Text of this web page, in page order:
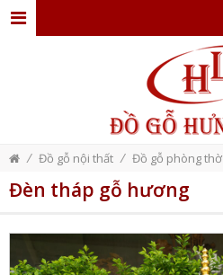
ĐỒ
GỖ
THẤT
/ Đồ gỗ nội thất / Đồ gỗ phòng thờ
Đèn tháp gỗ hương